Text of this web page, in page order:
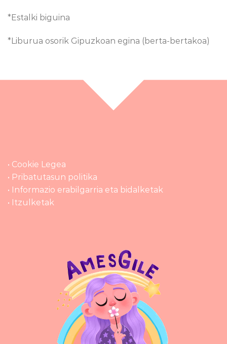
*Estalki biguina
*Liburua osorik Gipuzkoan egina (berta-bertakoa)
• Cookie Legea
• Pribatutasun politika
• Informazio erabilgarria eta bidalketak
• Itzulketak